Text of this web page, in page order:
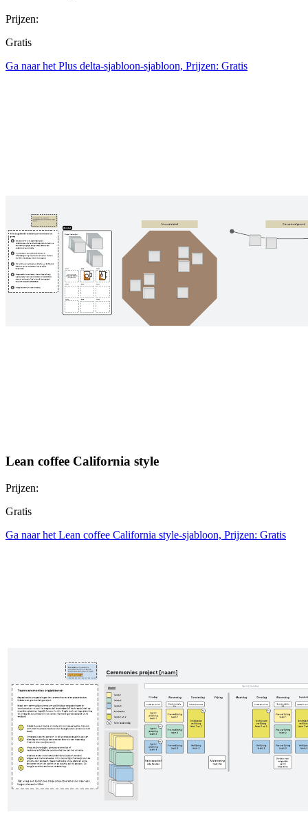
Prijzen:
Gratis
Ga naar het Plus delta-sjabloon-sjabloon, Prijzen: Gratis
Lean coffee California style
Prijzen:
Gratis
Ga naar het Lean coffee California style-sjabloon, Prijzen: Gratis